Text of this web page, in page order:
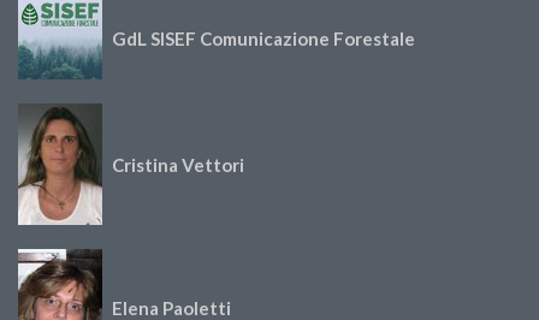
GdL SISEF Comunicazione Forestale
Cristina Vettori
Elena Paoletti